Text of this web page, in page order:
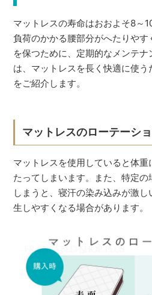
マットレスの寿命はおおよそ8～
負荷のかかる腰部分がへたりや
を保つために、定期的なメンテ
は、マットレスを長く快適に使
をご紹介します。
マットレスのローテーシ
マットレスを使用していると体
たってしまいます。また、特定
しまうと、寝汗の染み込みが激
生しやすくなる場合があります。